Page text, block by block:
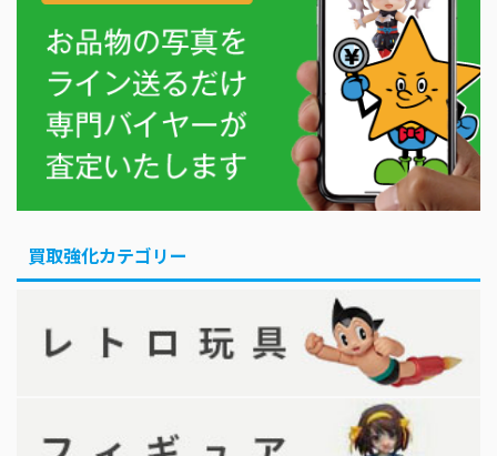
買取強化カテゴリー